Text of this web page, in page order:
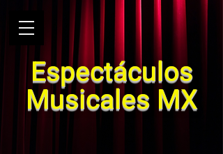
Espectáculos
Musicales MX